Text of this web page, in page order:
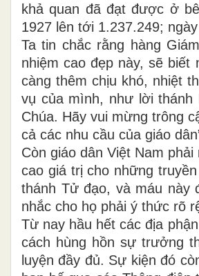
khả quan đã đạt được ở
1927 lên tới 1.237.249;
Ta tin chắc rằng hàng
nhiệm cao đẹp này, sẽ
càng thêm chịu khó, nhiệt
vụ của mình, như lời thánh
Chúa. Hãy vui mừng trông
cả các nhu cầu của giáo
Còn giáo dân Việt Nam
cao giá trị cho những
thánh Tử đạo, và máu này
nhắc cho họ phải ý thức rõ
Từ nay hầu hết các địa
cách hùng hồn sự trưởng
luyện đầy đủ. Sự kiện đó